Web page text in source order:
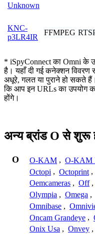
Unknown
KNC-
p3LR4IR
FFMPEG
* iSpyConnect का Omni के
है। यहाँ दी गई कनेक्शन विवरण
अधूरे, गलत या पुराने हो सकते हैं।
कि आप इन URLs का उपयोग
होंगे।
अन्य ब्रांड O से शुरू
O O-KAM , O-KAM
Octopi , Octoprint ,
Oemcameras , Off ,
Olympia , Omega ,
Omnibase ,
Oncam Grandeye ,
Onix Usa , Onvey ,